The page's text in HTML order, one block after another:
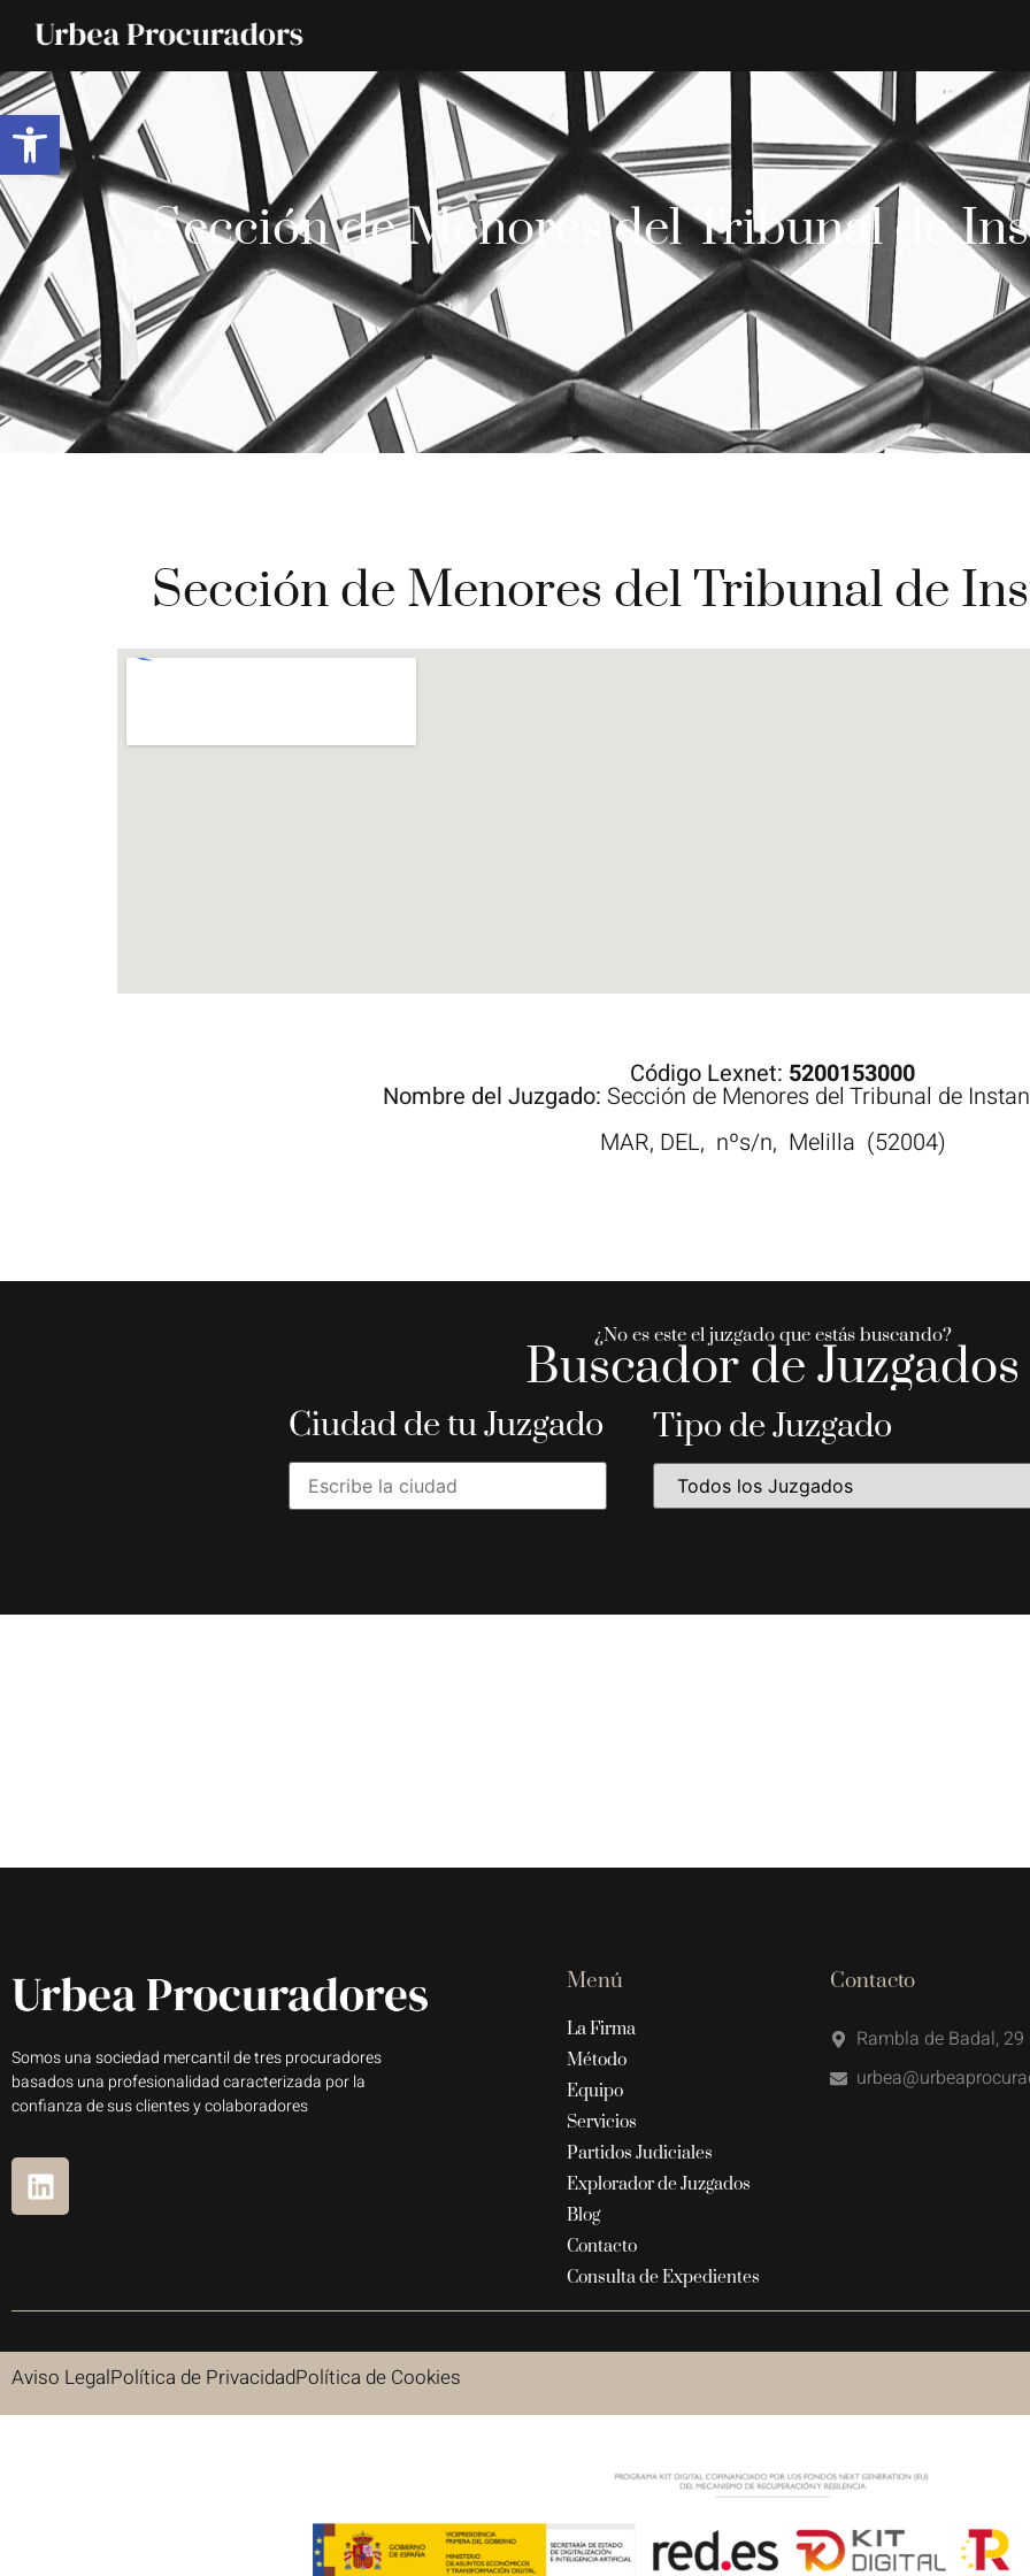
Abrir barra de herramientas
Sección de Menores del Tribunal de
Sección de Menores del Tribunal de
Código Lexnet: 5200153000
Nombre del Juzgado: Sección de Menores del Tribunal de
MAR, DEL, nºs/n, Melilla (52004)
¿No es este el juzgado que estás buscando?
Buscador de Juzgados
Ciudad de tu Juzgado Tipo de Juzgado
Somos una sociedad mercantil de tres procuradores
basados una profesionalidad caracterizada por la
confianza de sus clientes y colaboradores
Menú
La Firma
Método
Equipo
Servicios
Partidos Judiciales
Explorador de Juzgados
Blog
Contacto
Consulta de Expedientes
Contacto
Rambla de Badal,
Aviso LegalPolítica de PrivacidadPolítica de Cookies